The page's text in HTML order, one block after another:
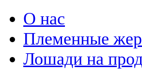
О нас
Племенные
Лошади на